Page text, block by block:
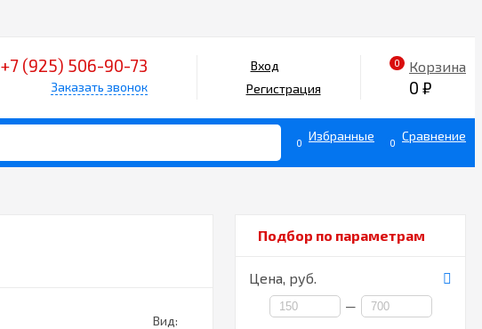
+7 (925) 506-90-73
Заказать звонок
Вход
Регистрация
0 Корзина
0 ₽
0 Избранные 0 Сравнение
Подбор по параметрам
Цена, руб.
—
Вид: